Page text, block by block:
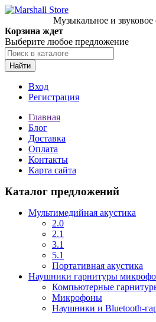
Музыкальное и звуковое
Корзина ждет
Выберите любое предложение
Найти
Вход
Регистрация
Главная
Блог
Доставка
Оплата
Контакты
Карта сайта
Каталог предложений
Мультимедийная акустика
2.0
2.1
3.1
5.1
Портативная акустика
Наушники гарнитуры
Компьютерные
Микрофоны
Наушники и Bluetooth-